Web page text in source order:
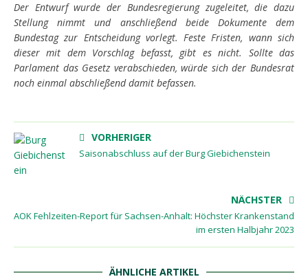
Der Entwurf wurde der Bundesregierung zugeleitet, die dazu
Stellung nimmt und anschließend beide Dokumente dem
Bundestag zur Entscheidung vorlegt. Feste Fristen, wann sich
dieser mit dem Vorschlag befasst, gibt es nicht. Sollte das
Parlament das Gesetz verabschieden, würde sich der Bundesrat
noch einmal abschließend damit befassen.
VORHERIGER
Saisonabschluss auf der Burg Giebichenstein
NÄCHSTER
AOK Fehlzeiten-Report für Sachsen-Anhalt: Höchster Krankenstand
im ersten Halbjahr 2023
ÄHNLICHE ARTIKEL